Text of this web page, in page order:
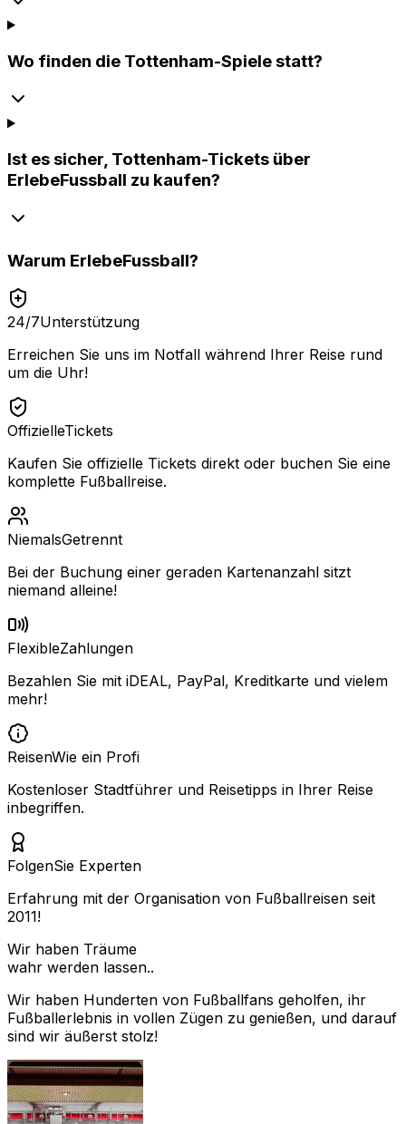
Wo finden die Tottenham-Spiele statt?
Ist es sicher, Tottenham-Tickets über
ErlebeFussball zu kaufen?
Warum ErlebeFussball?
24/7Unterstützung
Erreichen Sie uns im Notfall während Ihrer Reise rund
um die Uhr!
OffizielleTickets
Kaufen Sie offizielle Tickets direkt oder buchen Sie eine
komplette Fußballreise.
NiemalsGetrennt
Bei der Buchung einer geraden Kartenanzahl sitzt
niemand alleine!
FlexibleZahlungen
Bezahlen Sie mit iDEAL, PayPal, Kreditkarte und vielem
mehr!
ReisenWie ein Profi
Kostenloser Stadtführer und Reisetipps in Ihrer Reise
inbegriffen.
FolgenSie Experten
Erfahrung mit der Organisation von Fußballreisen seit
2011!
Wir haben Träume
wahr werden lassen..
Wir haben Hunderten von Fußballfans geholfen, ihr
Fußballerlebnis in vollen Zügen zu genießen, und darauf
sind wir äußerst stolz!